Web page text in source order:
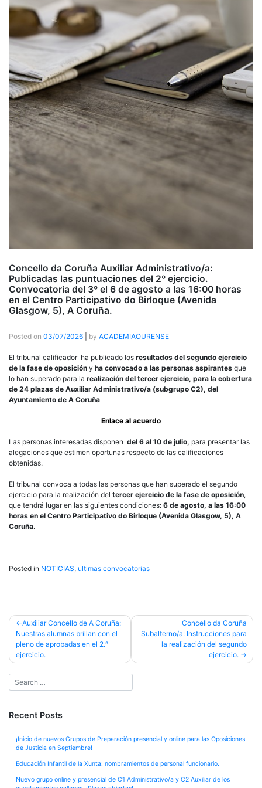
Concello da Coruña Auxiliar Administrativo/a:
Publicadas las puntuaciones del 2º ejercicio.
Convocatoria del 3º el 6 de agosto a las 16:00 horas
en el Centro Participativo do Birloque (Avenida
Glasgow, 5), A Coruña.
Posted on 03/07/2026 by ACADEMIAOURENSE
El tribunal calificador ha publicado los resultados del segundo ejercicio
de la fase de oposición y ha convocado a las personas aspirantes que
lo han superado para la realización del tercer ejercicio, para la cobertura
de 24 plazas de Auxiliar Administrativo/a (subgrupo C2), del
Ayuntamiento de A Coruña
Enlace al acuerdo
Las personas interesadas disponen del 6 al 10 de julio, para presentar las
alegaciones que estimen oportunas respecto de las calificaciones
obtenidas.
El tribunal convoca a todas las personas que han superado el segundo
ejercicio para la realización del tercer ejercicio de la fase de oposición,
que tendrá lugar en las siguientes condiciones: 6 de agosto, a las 16:00
horas en el Centro Participativo do Birloque (Avenida Glasgow, 5), A
Coruña.
Posted in NOTICIAS, ultimas convocatorias
Post
navigation
Auxiliar Concello de A Coruña:
Nuestras alumnas brillan con el
pleno de aprobadas en el 2.º
ejercicio.
Concello da Coruña
Subalterno/a: Instrucciones para
la realización del segundo
ejercicio.
Recent Posts
¡Inicio de nuevos Grupos de Preparación presencial y online para las Oposiciones
de Justicia en Septiembre!
Educación Infantil de la Xunta: nombramientos de personal funcionario.
Nuevo grupo online y presencial de C1 Administrativo/a y C2 Auxiliar de los